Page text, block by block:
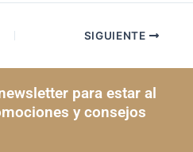
SIGUIENTE
para estar al
y consejos